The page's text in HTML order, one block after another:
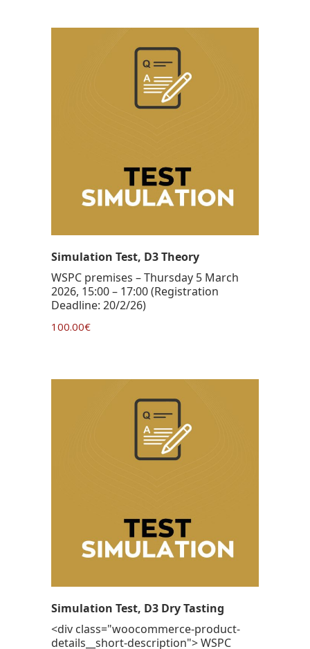
Simulation Test, D3 Theory
WSPC premises – Thursday 5 March
2026, 15:00 – 17:00 (Registration
Deadline: 20/2/26)
100.00€
Simulation Test, D3 Dry Tasting
<div class="woocommerce-product-
details__short-description"> WSPC